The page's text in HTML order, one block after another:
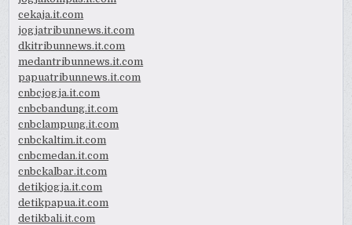
cekaja.it.com
jogjatribunnews.it.com
dkitribunnews.it.com
medantribunnews.it.com
papuatribunnews.it.com
cnbcjogja.it.com
cnbcbandung.it.com
cnbclampung.it.com
cnbckaltim.it.com
cnbcmedan.it.com
cnbckalbar.it.com
detikjogja.it.com
detikpapua.it.com
detikbali.it.com